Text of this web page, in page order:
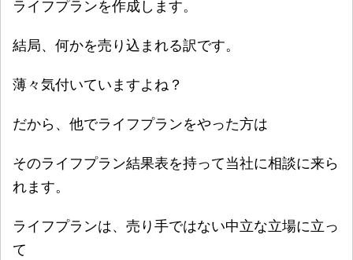
ライフプランを作成します。
結局、何かを売り込まれる訳です。
薄々気付いていますよね？
だから、他でライフプランをやった方は
そのライフプラン結果表を持って当社に相談に来ら
れます。
ライフプランは、売り手ではない中立な立場に立っ
て